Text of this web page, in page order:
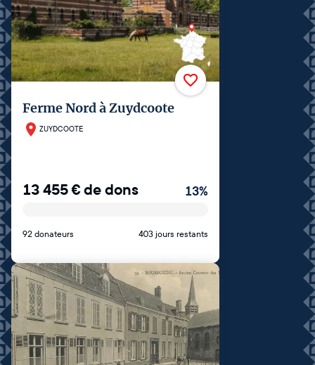
Ferme Nord à Zuydcoote
ZUYDCOOTE
13 455€de dons 13%
92 donateurs 403 jours restants